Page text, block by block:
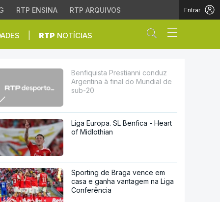
RTP ENSINA RTP ARQUIVOS Entrar
RTP NOTÍCIAS Abrir campo
do Mundial de
Benfiquista Prestianni conduz
Argentina à final do Mundial de
sub-20
Liga Europa. SL Benfica - Heart
of Midlothian
Sporting de Braga vence em
casa e ganha vantagem na Liga
Conferência